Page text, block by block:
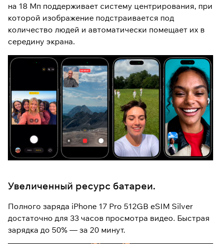
на 18 Мп поддерживает систему центрирования, при
которой изображение подстраивается под
количество людей и автоматически помещает их в
середину экрана.
Увеличенный ресурс батареи.
Полного заряда iPhone 17 Pro 512GB eSIM Silver
достаточно для 33 часов просмотра видео. Быстрая
зарядка до 50% — за 20 минут.